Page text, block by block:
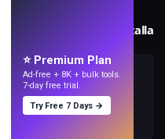
Crea fondos de pantalla
⭐ Premium Plan
Ad-free + 8K + bulk tools.
7-day free trial.
Try Free 7 Days →